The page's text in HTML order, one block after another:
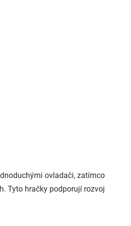
ovladači, zatímco
Tyto hračky podporují rozvoj